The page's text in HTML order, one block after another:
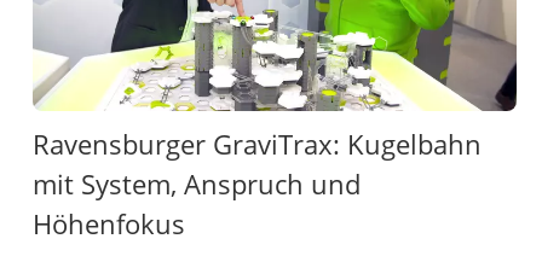
Ravensburger GraviTrax: Kugelbahn
mit System, Anspruch und
Höhenfokus